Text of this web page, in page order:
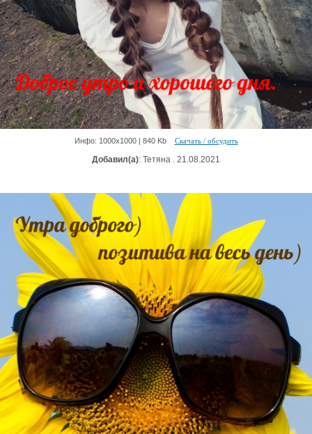
Инфо: 1000х1000 | 840 Kb Скачать / обсудить
Добавил(а): Тетяна . 21.08.2021